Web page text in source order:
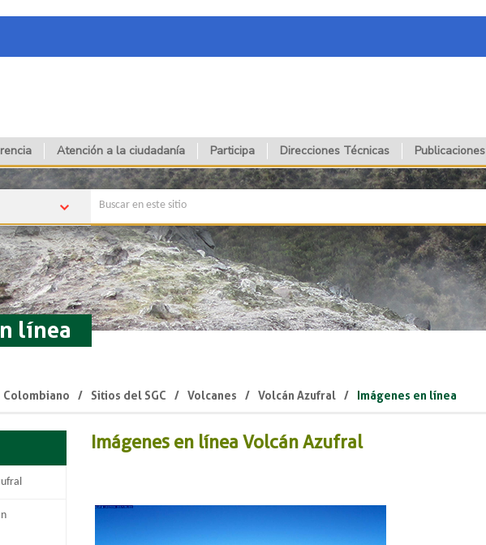
Atención a la ciudadanía Participa Direcciones Técnicas Publicaciones
línea
Sitios del SGC Volcanes Volcán Azufral Imágenes en línea
Imágenes en línea Volcán Azufral